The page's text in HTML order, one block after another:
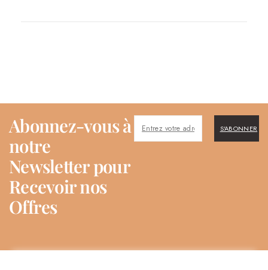
Abonnez-vous à
notre
Newsletter pour
Recevoir nos
Offres
S'ABONNER